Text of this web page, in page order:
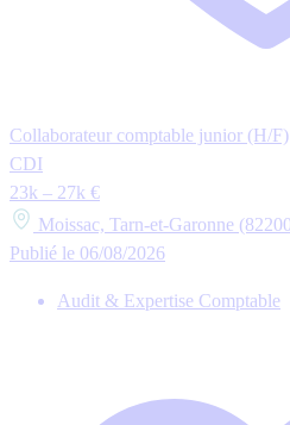
Collaborateur comptable junior (H/F)
CDI
23k – 27k €
Moissac, Tarn-et-Garonne
Publié le 06/08/2026
Audit & Expertise Comptable